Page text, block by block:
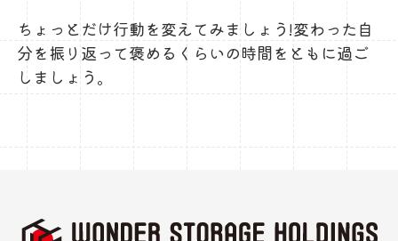
ちょっとだけ行動を変えてみましょう!変わった自
分を振り返って褒めるくらいの時間をともに過ご
しましょう。